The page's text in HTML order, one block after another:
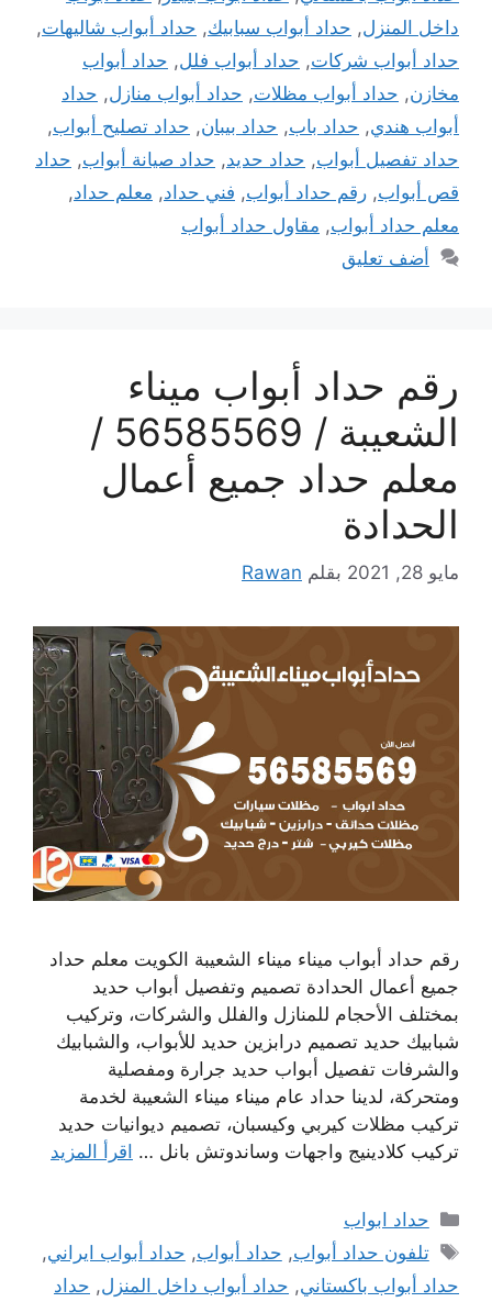
داخل المنزل, حداد أبواب سبابيك, حداد أبواب شاليهات,
حداد أبواب شركات, حداد أبواب فلل, حداد أبواب
مخازن, حداد أبواب مظلات, حداد أبواب منازل, حداد
أبواب هندي, حداد باب, حداد بيبان, حداد تصليح أبواب,
حداد تفصيل أبواب, حداد حديد, حداد صيانة أبواب, حداد
قص أبواب, رقم حداد أبواب, فني حداد, معلم حداد,
معلم حداد أبواب, مقاول حداد أبواب
أضف تعليق
رقم حداد أبواب ميناء
الشعيبة / 56585569 /
معلم حداد جميع أعمال
الحدادة
مايو 28, 2021 بقلم Rawan
رقم حداد أبواب ميناء ميناء الشعيبة الكويت معلم حداد
جميع أعمال الحدادة تصميم وتفصيل أبواب حديد
بمختلف الأحجام للمنازل والفلل والشركات، وتركيب
شبابيك حديد تصميم درابزين حديد للأبواب، والشبابيك
والشرفات تفصيل أبواب حديد جرارة ومفصلية
ومتحركة، لدينا حداد عام ميناء ميناء الشعيبة لخدمة
تركيب مظلات كيربي وكيسبان، تصميم ديوانيات حديد
تركيب كلادينيج واجهات وساندوتش بانل … اقرأ المزيد
التصنيفات
حداد ابواب
الوسوم
تلفون حداد أبواب, حداد أبواب, حداد أبواب ايراني,
حداد أبواب باكستاني, حداد أبواب داخل المنزل, حداد